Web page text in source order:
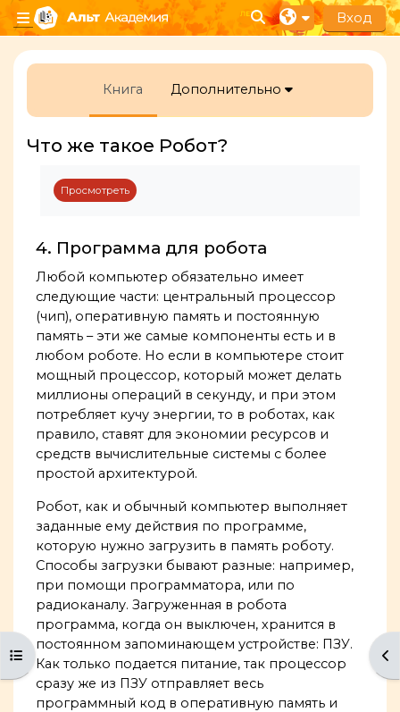
Перейти к основному содержанию
Боковая панель
Изменить данные
Вход
Открыть оглавление курса
Книга Дополнительно
Что же такое Робот?
Просмотреть
4. Программа для робота
Любой компьютер обязательно имеет
следующие части: центральный процессор
(чип), оперативную память и постоянную
память – эти же самые компоненты есть и в
любом роботе. Но если в компьютере стоит
мощный процессор, который может делать
миллионы операций в секунду, и при этом
потребляет кучу энергии, то в роботах, как
правило, ставят для экономии ресурсов и
средств вычислительные системы с более
простой архитектурой.
Робот, как и обычный компьютер выполняет
заданные ему действия по программе,
которую нужно загрузить в память роботу.
Способы загрузки бывают разные: например,
при помощи программатора, или по
радиоканалу. Загруженная в робота
программа, когда он выключен, хранится в
постоянном запоминающем устройстве: ПЗУ.
Как только подается питание, так процессор
сразу же из ПЗУ отправляет весь
программный код в оперативную память и